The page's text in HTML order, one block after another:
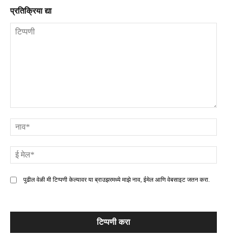
प्रतिक्रिया द्या
पुढील वेळी मी टिप्पणी केल्यावर या ब्राउझरमध्ये माझे नाव, ईमेल आणि वेबसाइट जतन करा.